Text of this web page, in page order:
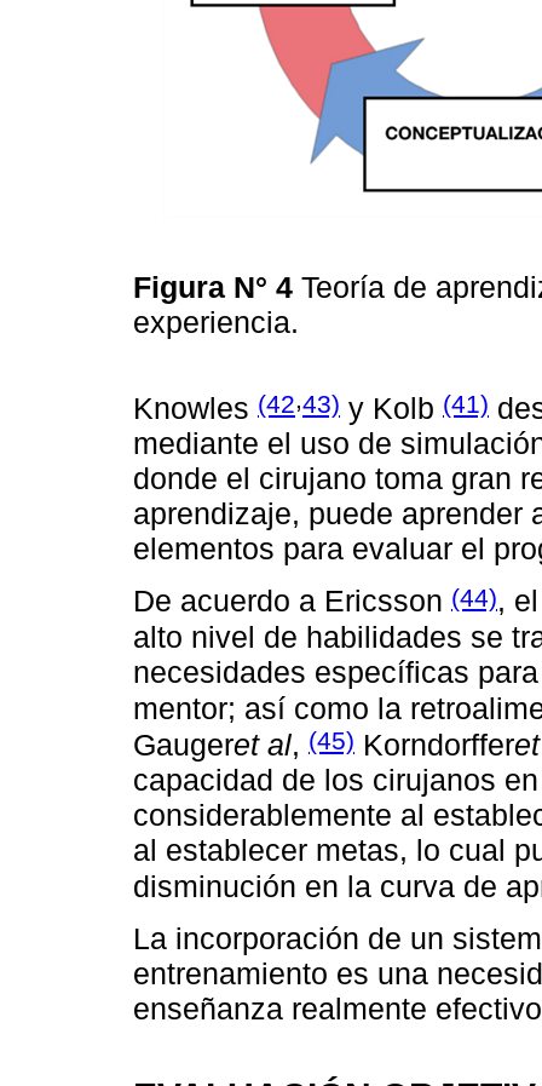
Figura N° 4 Teoría de
experiencia.
Knowles (42,43) y Kolb (41)
mediante el uso de
donde el cirujano toma gran
aprendizaje, puede aprender
elementos para evaluar el
De acuerdo a Ericsson (44),
alto nivel de habilidades se
necesidades específicas
mentor; así como la
Gaugeret al, (45) Korndorffer
capacidad de los cirujanos
considerablemente al
al establecer metas, lo cual
disminución en la curva de
La incorporación de un
entrenamiento es una
enseñanza realmente